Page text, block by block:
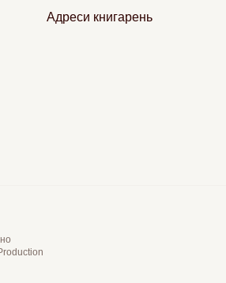
Адреси книгарень